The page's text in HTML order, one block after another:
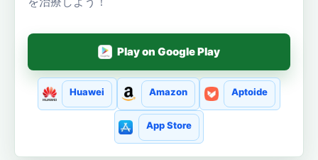
Play on Google Play
Huawei Amazon Aptoide
App Store